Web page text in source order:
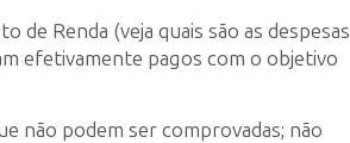
de Renda (veja quais são as despesas
efetivamente pagos com o objetivo
não podem ser comprovadas; não